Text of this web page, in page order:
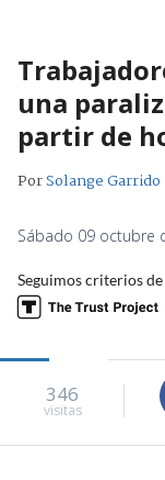
una
partir de
PorSolange Garrido
Sábado 09 octubre
Seguimos criterios de
346
visitas